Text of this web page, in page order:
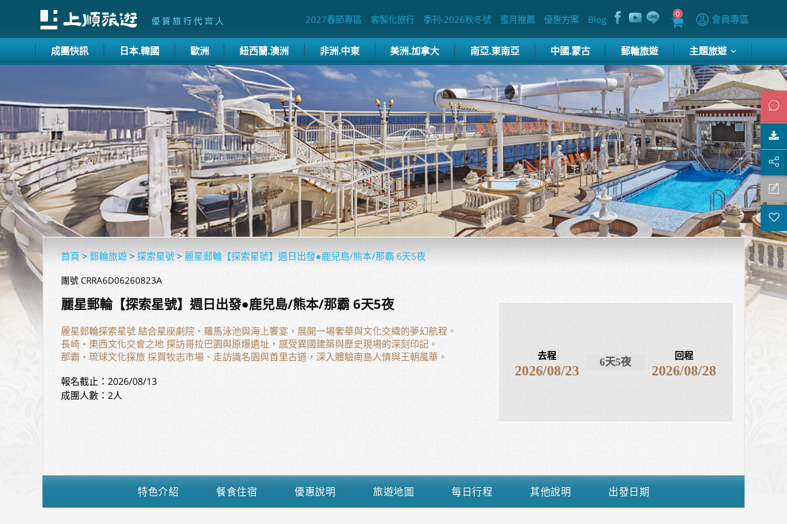
2027春節專區 客製化旅行 季刊-2026秋冬號 蜜月推薦 優惠方案 Blog 0 會員專區
成團快訊 日本.韓國 歐洲 紐西蘭.澳洲 非洲.中東 美洲.加拿大 南亞.東南亞 中國.蒙古 郵輪旅遊 主題旅遊
特色介紹 餐食住宿 優惠說明 旅遊地圖 每日行程 其他說明 出發日期
首頁 >郵輪旅遊>探索星號> 麗星郵輪【探索星號】週日出發●鹿兒島/熊本/那霸 6天5夜
團號 CRRA6D06260823A
麗星郵輪【探索星號】週日出發●鹿兒島/熊本/那霸 6天5夜
麗星郵輪探索星號 結合星座劇院、羅馬泳池與海上饗宴，展開一場奢華與文化交織的夢幻航程。
長崎・東西文化交會之地 探訪哥拉巴園與原爆遺址，感受異國建築與歷史現場的深刻印記。
那霸・琉球文化探旅 採買牧志市場、走訪識名園與首里古道，深入體驗南島人情與王朝風華。
報名截止：2026/08/13
成團人數：2人
去程
2026/08/23
6天5夜
回程
2026/08/28